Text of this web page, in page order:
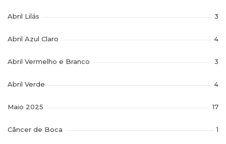
Abril Lilás 3
Abril Azul Claro 4
Abril Vermelho e Branco 3
Abril Verde 4
Maio 2025 17
Câncer de Boca 1